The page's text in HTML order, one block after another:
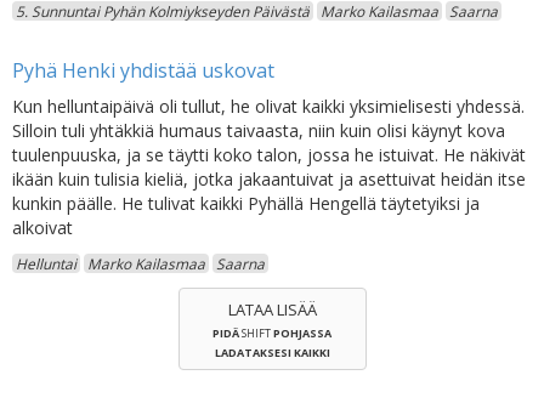
5. Sunnuntai Pyhän Kolmiykseyden Päivästä Marko Kailasmaa Saarna
Pyhä Henki yhdistää uskovat
Kun helluntaipäivä oli tullut, he olivat kaikki yksimielisesti yhdessä.
Silloin tuli yhtäkkiä humaus taivaasta, niin kuin olisi käynyt kova
tuulenpuuska, ja se täytti koko talon, jossa he istuivat. He näkivät
ikään kuin tulisia kieliä, jotka jakaantuivat ja asettuivat heidän itse
kunkin päälle. He tulivat kaikki Pyhällä Hengellä täytetyiksi ja
alkoivat
Helluntai Marko Kailasmaa Saarna
LATAA LISÄÄ
PIDÄSHIFTPOHJASSA
LADATAKSESI KAIKKI